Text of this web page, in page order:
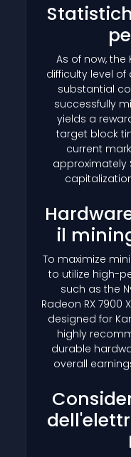
As of now, the
difficulty level of
substantial
successfully
yields a
target block
current
approximately
il
To maximize
to utilize high-
such as the
Radeon RX 7900
designed for
highly
durable
overall